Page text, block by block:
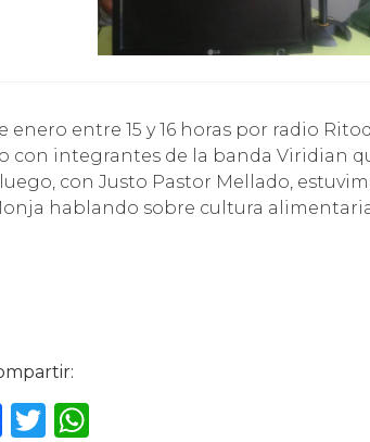
con integrantes de la banda Viridian
con Justo Pastor Mellado,
hablando sobre cultura
F T W